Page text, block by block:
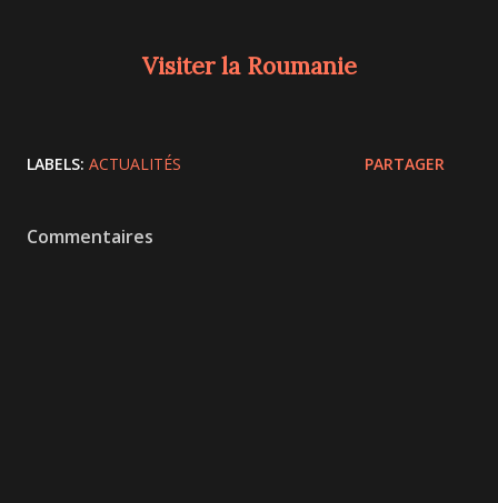
Visiter la Roumanie
LABELS: ACTUALITÉS PARTAGER
Commentaires